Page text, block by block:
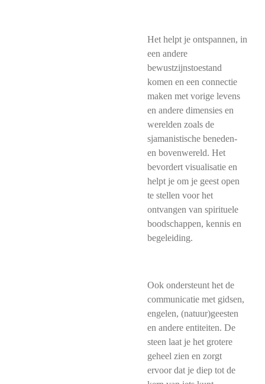
Het helpt je ontspannen, in
een andere
bewustzijnstoestand
komen en een connectie
maken met vorige levens
en andere dimensies en
werelden zoals de
sjamanistische beneden-
en bovenwereld. Het
bevordert visualisatie en
helpt je om je geest open
te stellen voor het
ontvangen van spirituele
boodschappen, kennis en
begeleiding.
Ook ondersteunt het de
communicatie met gidsen,
engelen, (natuur)geesten
en andere entiteiten. De
steen laat je het grotere
geheel zien en zorgt
ervoor dat je diep tot de